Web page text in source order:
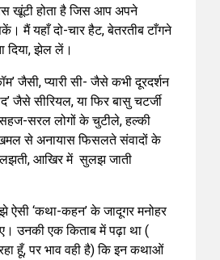
खूंटी होता है जिस आप अपने
मैं यहाँ दो-चार हैट, बेतरतीब टाँगने
दिया, झेल लें।
जैसी, प्यारी सी- जैसे कभी दूरदर्शन
जैसे सीरियल, या फिर बासु चटर्जी
सहज-सरल लोगों के चुटीले, हल्की
से अनायास फिसलते संवादों के
आखिर में सुलझ जाती
ऐसी ‘कथा-कहन’ के जादूगर मनोहर
उनकी एक किताब में पढ़ा था (
हूँ, पर भाव वही है) कि इन कथाओं